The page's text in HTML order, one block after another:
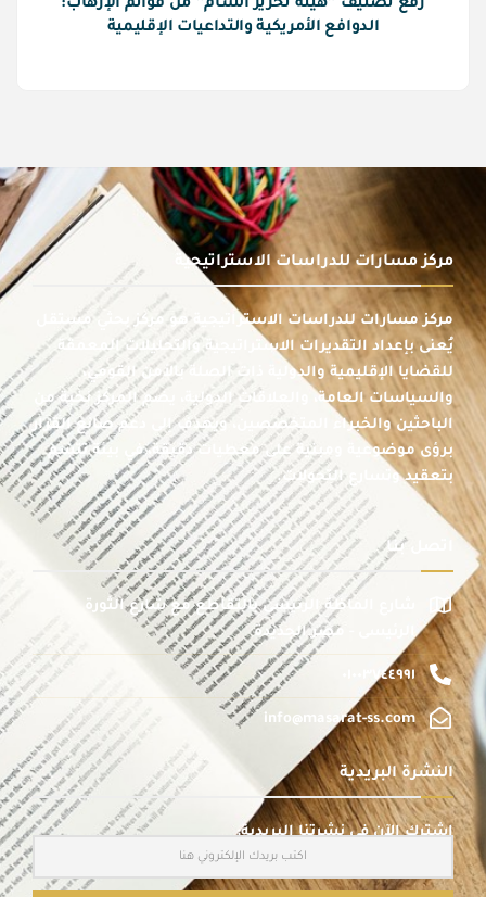
رفع تصنيف “هيئة تحرير الشام” من قوائم الإرهاب:
الدوافع الأمريكية والتداعيات الإقليمية
مركز مسارات للدراسات الاستراتيجية
مركز مسارات للدراسات الاستراتيجية هو مركز بحثي مستقل
يُعنى بإعداد التقديرات الاستراتيجية والتحليلات المعمقة
للقضايا الإقليمية والدولية ذات الصلة بالأمن القومي،
والسياسات العامة، والعلاقات الدولية، يضم المركز نخبة من
الباحثين والخبراء المتخصصين، ويهدف إلى دعم صانع القرار
برؤى موضوعية ومبنية على معطيات دقيقة، في بيئة تتسم
بتعقيد وتسارع التحولات.
اتصل بنا
شارع الماظة الرئيسى بالتقاطع مع شارع الثورة
الرئيسى - مصر الجديدة
٠١٠٠٣٧٤٤٩٩١
info@masarat-ss.com
النشرة البريدية
اشترك الآن في نشرتنا البريدية: